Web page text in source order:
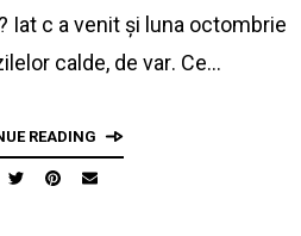
Iatӑ cӑ a venit și luna octombrie
calde, de varӑ. Ce…
READING